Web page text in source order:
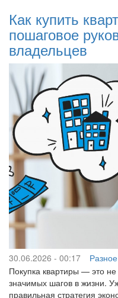
Как купить
пошаговое
владельцев
30.06.2026 - 00:17 Разное
Покупка квартиры — это
значимых шагов в жизни.
правильная стратегия